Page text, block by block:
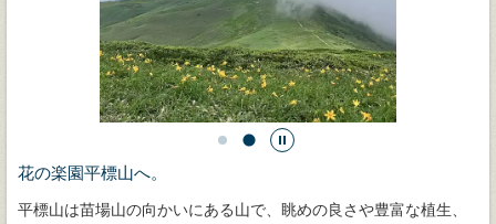
花の楽園平標山へ。
平標山は苗場山の向かいにある山で、眺めの良さや豊富な植生、